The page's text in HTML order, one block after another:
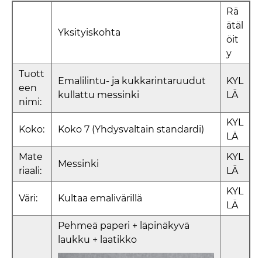
Yksityiskohta
Rä
ätäl
öit
y
Tuott
een
nimi:
Emalilintu- ja kukkarintaruudut
kullattu messinki
KYL
LÄ
Koko: Koko 7 (Yhdysvaltain standardi)
KYL
LÄ
Mate
riaali:
Messinki
KYL
LÄ
Väri: Kultaa emalivärillä
KYL
LÄ
Pehmeä paperi + läpinäkyvä
laukku + laatikko